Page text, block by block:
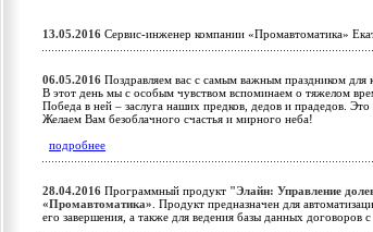
13.05.2016 Сервис-инженер компании «Промавтоматика»
06.05.2016 Поздравляем вас с самым важным праздником
В этот день мы с особым чувством вспоминаем о тяжелом
Победа в ней – заслуга наших предков, дедов и прадедов.
Желаем Вам безоблачного счастья и мирного неба!
подробнее
28.04.2016 Программный продукт "Элайн: Управление
«Промавтоматика». Продукт предназначен для
его завершения, а также для ведения базы данных договоров